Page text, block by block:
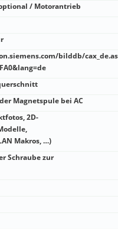
/ Motorantrieb
bilddb/
Magnetspule bei AC
2D-
Makros, …)
Schraube zur